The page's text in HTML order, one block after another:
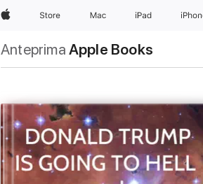
AppleStore Mac iPad
Anteprima Apple Books